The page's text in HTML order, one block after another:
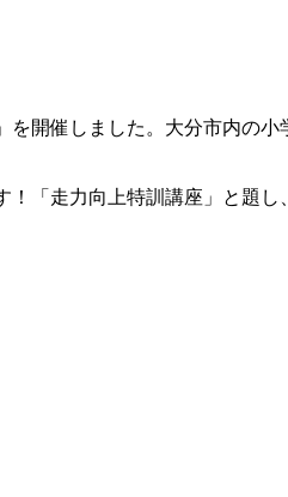
開催しました。大分市内の
「走力向上特訓講座」と題